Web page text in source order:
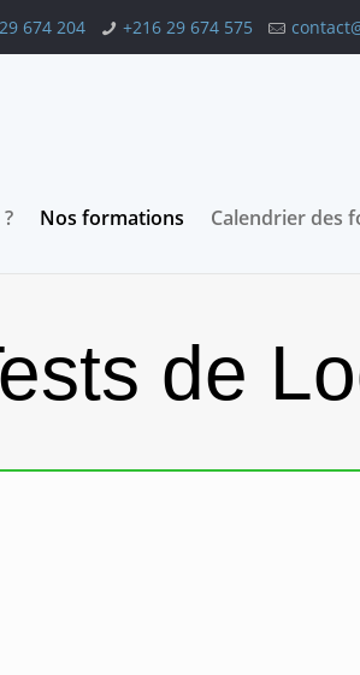
674 204 +216 29 674 575
Nos formations Calendrier des
de